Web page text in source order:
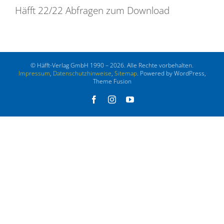
Häfft 22/22 Abfragen zum Download
© Häfft-Verlag GmbH 1990 – 2026. Alle Rechte vorbehalten.
Impressum, Datenschutzhinweise, Sitemap. Powered by WordPress,
Theme Fusion
FacebookInstagramYouTube